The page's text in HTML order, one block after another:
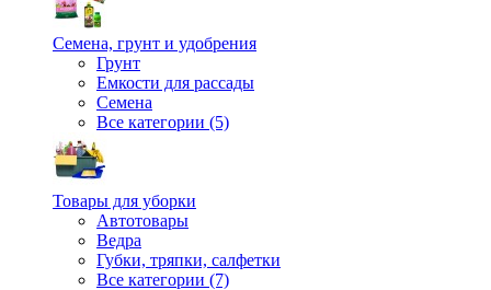
Семена, грунт и удобрения
Грунт
Емкости для рассады
Семена
Все категории (5)
Товары для уборки
Автотовары
Ведра
Губки, тряпки, салфетки
Все категории (7)